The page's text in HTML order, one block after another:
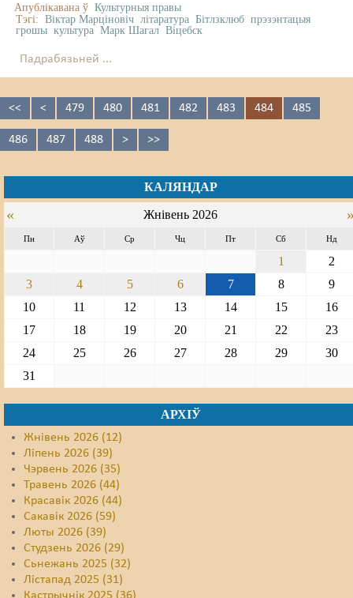
Апублікавана ў Культурныя правы
Тэгі: Віктар Марціновіч літаратура Бітлзклюб прэзэнтацыя
грошы культура Марк Шагал Віцебск
Падрабязьней ...
<< < 479 480 481 482 483 484 485
486 487 488 > >>
КАЛЯНДАР
« Жнівень 2026
Пн Аў Ср Чц Пт Сб Нд
1
2
3
4 5 6 7 8
9
10
11 12 13 14 15
16
17
18 19 20 21 22
23
24
25 26 27 28 29
30
31
АРХІЎ
Жнівень 2026 (12)
Ліпень 2026 (39)
Чэрвень 2026 (35)
Травень 2026 (44)
Красавік 2026 (44)
Сакавік 2026 (59)
Люты 2026 (39)
Студзень 2026 (29)
Сьнежань 2025 (32)
Лістапад 2025 (31)
Кастрычнік 2025 (36)